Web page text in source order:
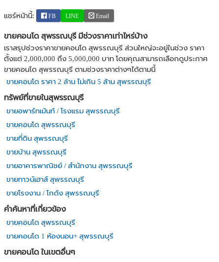
แชร์หน้านี้: FB LINE Email
ขายคอนโด สุพรรณบุรี มีช่วงราคาเท่าไหร่บ้าง
เราสรุปช่วงราคาขายคอนโด สุพรรณบุรี ส่วนใหญ่จะอยู่ในช่วง ราคา
ตั้งแต่ 2,000,000 ถึง 5,000,000 บาท โดยคุณสามารถเลือกดูประกาศ
ขายคอนโด สุพรรณบุรี ตามช่วงราคาต่างๆได้ตามนี้
ขายคอนโด ราคา 2 ล้าน ไม่เกิน 5 ล้าน สุพรรณบุรี
ทรัพย์ที่ขายในสุพรรณบุรี
ขายอพาร์ทเม้นท์ / โรงแรม สุพรรณบุรี
ขายคอนโด สุพรรณบุรี
ขายที่ดิน สุพรรณบุรี
ขายบ้าน สุพรรณบุรี
ขายอาคารพาณิชย์ / สำนักงาน สุพรรณบุรี
ขายทาวน์เฮาส์ สุพรรณบุรี
ขายโรงงาน / โกดัง สุพรรณบุรี
คำค้นหาที่เกี่ยวข้อง
ขายคอนโด สุพรรณบุรี
ขายคอนโด 1 ห้องนอน+ สุพรรณบุรี
ขายคอนโด ในเขตอื่นๆ